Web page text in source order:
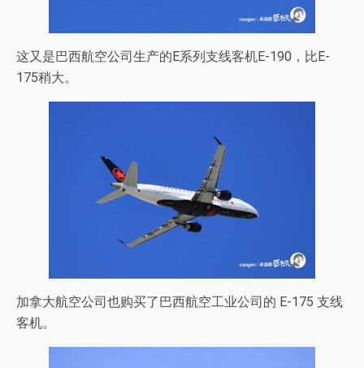
这又是巴西航空公司生产的E系列支线客机E-190，比E-
175稍大。
加拿大航空公司也购买了巴西航空工业公司的 E-175 支线
客机。